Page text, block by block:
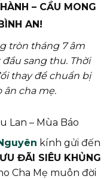
– CẦU MONG
AN!
tròn tháng 7 âm
sang thu. Thời
thay để chuẩn bị
ân cha mẹ.
Lan – Mùa Báo
kính gửi đến
ƯU ĐÃI SIÊU KHỦNG
Cha Mẹ muôn đời